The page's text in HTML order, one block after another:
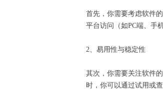
首先，你需要考虑软件
平台访问（如PC端、手
2、易用性与稳定性
其次，你需要关注软件
时，你可以通过试用或